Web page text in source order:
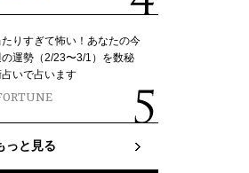
たりすぎて怖い！あなたの今
運勢（2/23〜3/1）を数秘
いで占います
っと見る